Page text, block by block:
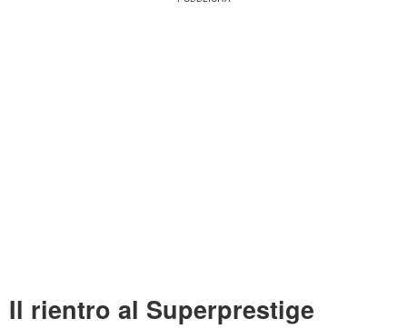
Il rientro al Superprestige